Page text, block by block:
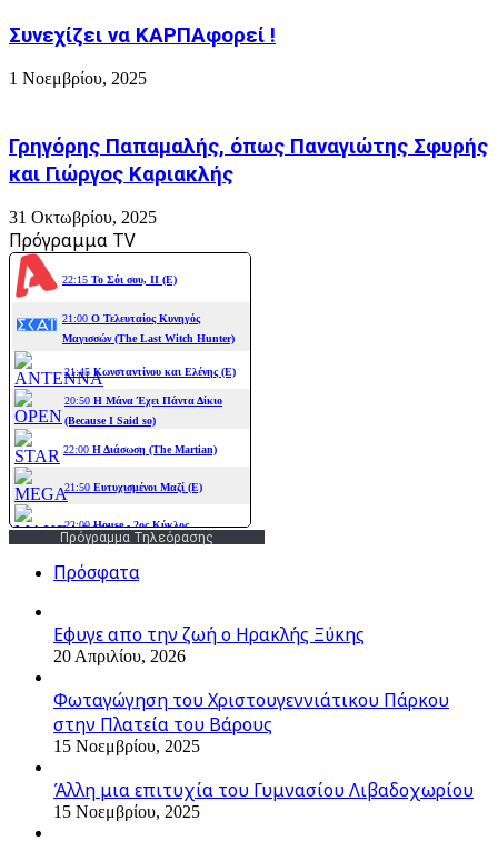
Συνεχίζει να ΚΑΡΠΑφορεί !
1 Νοεμβρίου, 2025
Γρηγόρης Παπαμαλής, όπως Παναγιώτης Σφυρής
και Γιώργος Καριακλής
31 Οκτωβρίου, 2025
Πρόγραμμα TV
Πρόγραμμα Τηλεόρασης
Πρόσφατα
Εφυγε απο την ζωή o Ηρακλής Ξύκης
20 Απριλίου, 2026
Φωταγώγηση του Χριστουγεννιάτικου Πάρκου
στην Πλατεία του Βάρους
15 Νοεμβρίου, 2025
Άλλη μια επιτυχία του Γυμνασίου Λιβαδοχωρίου
15 Νοεμβρίου, 2025